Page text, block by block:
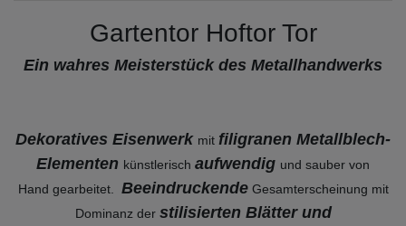
Gartentor Hoftor Tor
Ein wahres Meisterstück des Metallhandwerks
Dekoratives Eisenwerk mit filigranen Metallblech-
Elementen künstlerisch aufwendig und sauber von
Hand gearbeitet. BeeindruckendeGesamterscheinung mit
Dominanz der stilisierten Blätter und